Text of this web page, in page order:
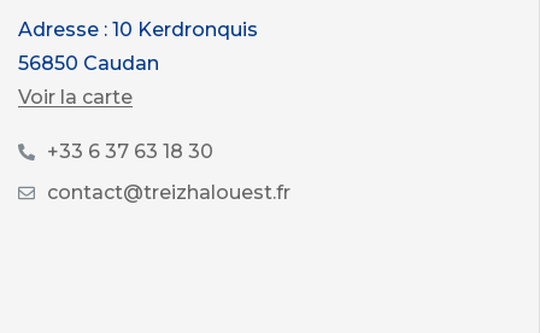
Adresse : 10 Kerdronquis
56850 Caudan
Voir la carte
+33 6 37 63 18 30
contact@treizhalouest.fr